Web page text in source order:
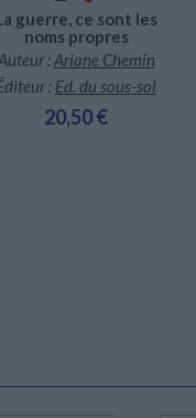
guerre, ce sont les
noms propres
:Ariane Chemin
: Ed. du sous-sol
20,50 €